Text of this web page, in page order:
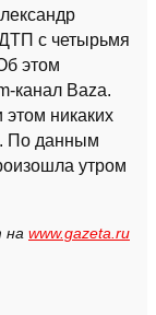
с четырьмя
этом
канал Baza.
никаких
По данным
утром
на www.gazeta.ru